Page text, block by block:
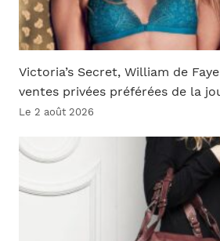
Victoria’s Secret, William de
ventes privées préférées de la
Le 2 août 2026